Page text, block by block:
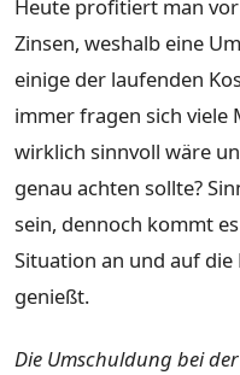
Heute profitiert man
Zinsen, weshalb eine
einige der laufenden
immer fragen sich viele
wirklich sinnvoll wäre
genau achten sollte?
sein, dennoch kommt
Situation an und auf
genießt.
Die Umschuldung bei